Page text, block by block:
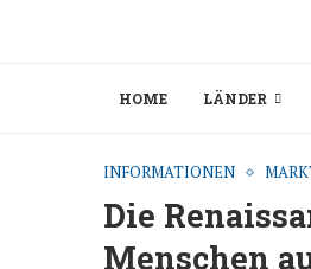
HOME LÄNDER
INFORMATIONEN
Die
Menschen